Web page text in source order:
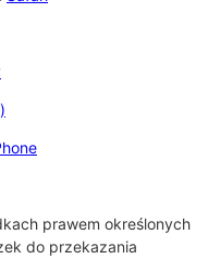
prawem określonych
do przekazania